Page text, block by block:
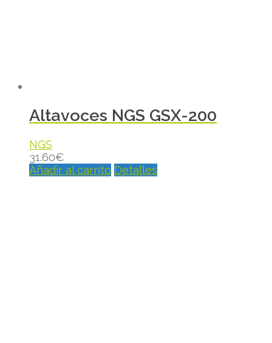
Altavoces NGS GSX-200
NGS
31.60€
Añadir al carrito Detalles